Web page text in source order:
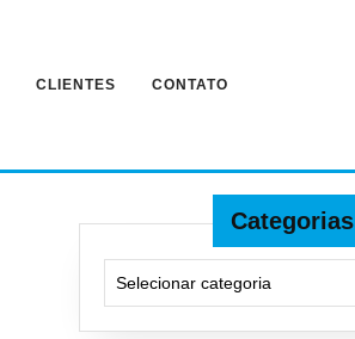
CLIENTES CONTATO
Categorias